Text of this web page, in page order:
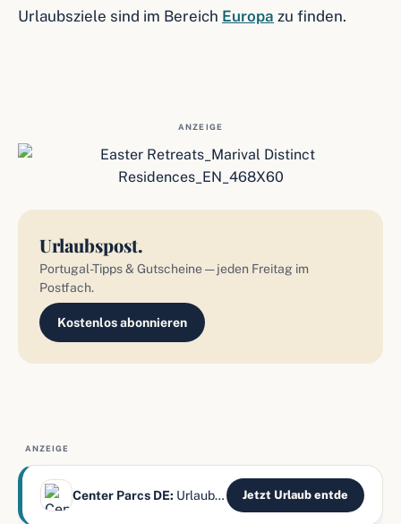
Urlaubsziele sind im Bereich Europa zu finden.
ANZEIGE
Urlaubspost.
Portugal-Tipps & Gutscheine — jeden Freitag im
Postfach.
Kostenlos abonnieren
ANZEIGE
Center Parcs DE: Urlaub mitten im Wald erleben Jetzt Urlaub entde